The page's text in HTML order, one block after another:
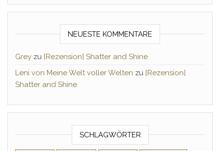
NEUESTE KOMMENTARE
Grey zu [Rezension] Shatter and Shine
Leni von Meine Welt voller Welten zu [Rezension]
Shatter and Shine
SCHLAGWÖRTER